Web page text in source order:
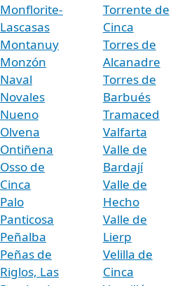
Monflorite-
Lascasas
Montanuy
Monzón
Naval
Novales
Nueno
Olvena
Ontiñena
Osso de
Cinca
Palo
Panticosa
Peñalba
Peñas de
Riglos, Las
Torrente de
Cinca
Torres de
Alcanadre
Torres de
Barbués
Tramaced
Valfarta
Valle de
Bardají
Valle de
Hecho
Valle de
Lierp
Velilla de
Cinca